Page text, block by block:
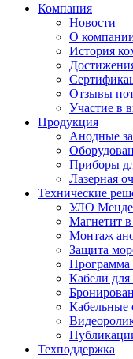
Компания
Новости
О
История
Отзывы
Участие в
Продукция
Анодные
Приборы
Лазерная
Технические
УЛО
Магнетит
Монтаж
Защита
Программа
Кабели
Кабельные
Техподдержка